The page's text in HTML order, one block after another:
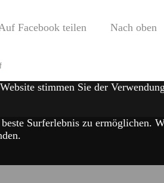
Facebook teilen Nach oben
stimmen Sie der
Surferlebnis zu ermöglichen.